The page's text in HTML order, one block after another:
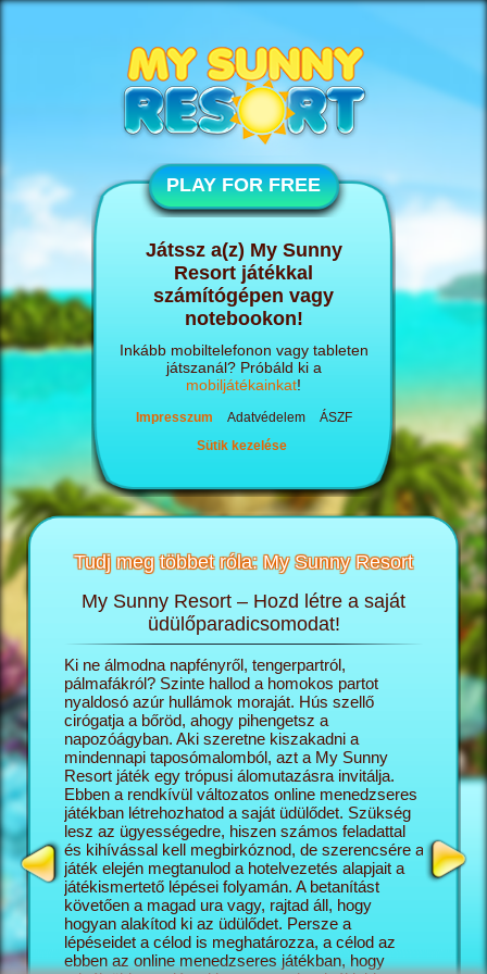
PLAY FOR FREE
Játssz a(z) My Sunny
Resort játékkal
számítógépen vagy
notebookon!
Inkább mobiltelefonon vagy tableten
játszanál? Próbáld ki a
mobiljátékainkat!
Impresszum Adatvédelem
ÁSZF
Sütik kezelése
Tudj meg többet róla: My Sunny Resort
My Sunny Resort – Hozd létre a saját
üdülőparadicsomodat!
Ki ne álmodna napfényről, tengerpartról,
pálmafákról? Szinte hallod a homokos partot
nyaldosó azúr hullámok moraját. Hús szellő
cirógatja a bőröd, ahogy pihengetsz a
napozóágyban. Aki szeretne kiszakadni a
mindennapi taposómalomból, azt a My Sunny
Resort játék egy trópusi álomutazásra invitálja.
Ebben a rendkívül változatos online menedzseres
játékban létrehozhatod a saját üdülődet. Szükség
lesz az ügyességedre, hiszen számos feladattal
és kihívással kell megbirkóznod, de szerencsére a
játék elején megtanulod a hotelvezetés alapjait a
játékismertető lépései folyamán. A betanítást
követően a magad ura vagy, rajtad áll, hogy
hogyan alakítod ki az üdülődet. Persze a
lépéseidet a célod is meghatározza, a célod az
ebben az online menedzseres játékban, hogy
A My
saját
mégis